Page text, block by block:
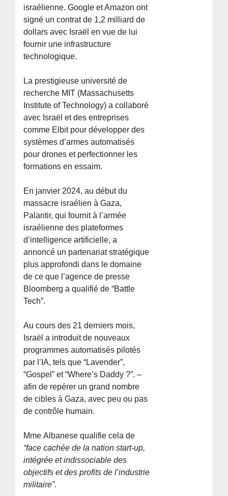
israélienne. Google et Amazon ont
signé un contrat de 1,2 milliard de
dollars avec Israël en vue de lui
fournir une infrastructure
technologique.
La prestigieuse université de
recherche MIT (Massachusetts
Institute of Technology) a collaboré
avec Israël et des entreprises
comme Elbit pour développer des
systèmes d’armes automatisés
pour drones et perfectionner les
formations en essaim.
En janvier 2024, au début du
massacre israélien à Gaza,
Palantir, qui fournit à l’armée
israélienne des plateformes
d’intelligence artificielle, a
annoncé un partenariat stratégique
plus approfondi dans le domaine
de ce que l’agence de presse
Bloomberg a qualifié de “Battle
Tech”.
Au cours des 21 derniers mois,
Israël a introduit de nouveaux
programmes automatisés pilotés
par l’IA, tels que “Lavender”,
“Gospel” et “Where’s Daddy ?”. –
afin de repérer un grand nombre
de cibles à Gaza, avec peu ou pas
de contrôle humain.
Mme Albanese qualifie cela de
“face cachée de la nation start-up,
intégrée et indissociable des
objectifs et des profits de l’industrie
militaire”.